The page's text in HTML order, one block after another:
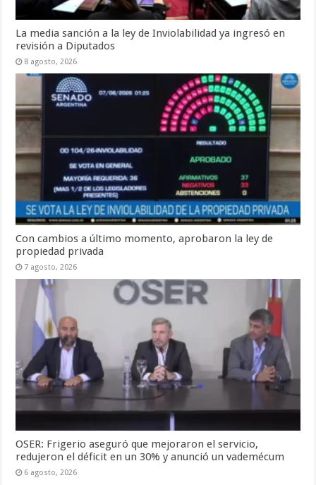
La media sanción a la ley de Inviolabilidad ya ingresó en
revisión a Diputados
8 agosto, 2026
Con cambios a último momento, aprobaron la ley de
propiedad privada
7 agosto, 2026
OSER: Frigerio aseguró que mejoraron el servicio,
redujeron el déficit en un 30% y anunció un vademécum
6 agosto, 2026